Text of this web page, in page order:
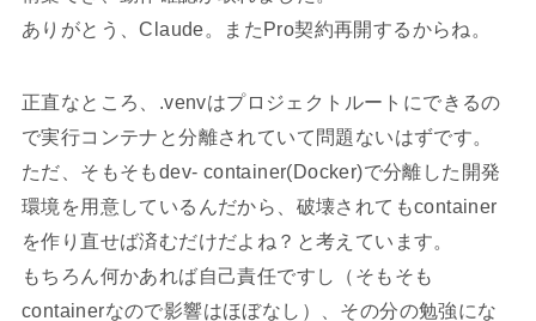
ありがとう、Claude。またPro契約再開するからね。
正直なところ、.venvはプロジェクトルートにできるの
で実行コンテナと分離されていて問題ないはずです。
ただ、そもそもdev- container(Docker)で分離した開発
環境を用意しているんだから、破壊されてもcontainer
を作り直せば済むだけだよね？と考えています。
もちろん何かあれば自己責任ですし（そもそも
containerなので影響はほぼなし）、その分の勉強にな